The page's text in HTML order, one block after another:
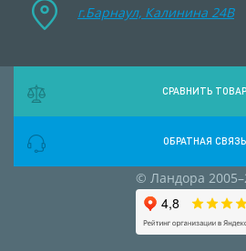
г.Барнаул, Калинина 24B
© Ландора
СРАВНИТЬ ТОВАР
ОБРАТНАЯ СВЯЗЬ